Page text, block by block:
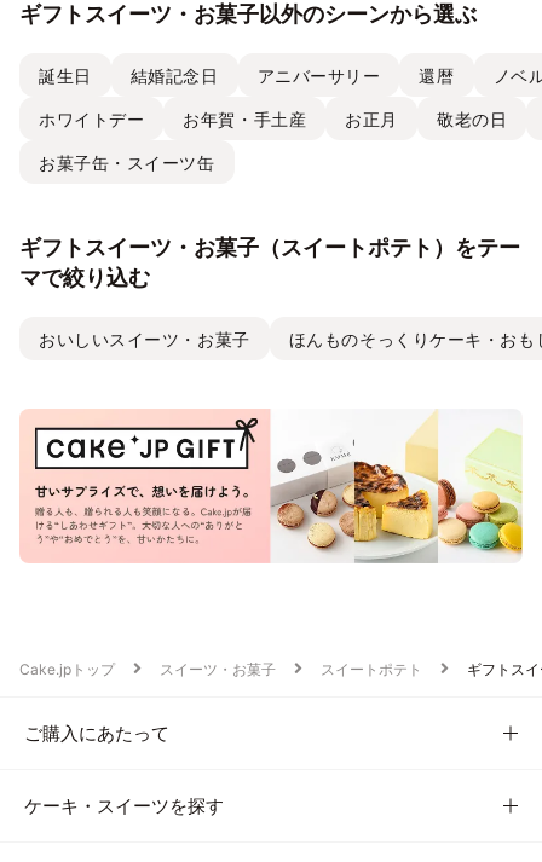
ギフトスイーツ・お菓子以外のシーンから選ぶ
誕生日 結婚記念日 アニバーサリー 還暦 ノベ
ホワイトデー お年賀・手土産 お正月 敬老の日
お菓子缶・スイーツ缶
ギフトスイーツ・お菓子（スイートポテト）をテー
マで絞り込む
おいしいスイーツ・お菓子 ほんものそっくりケーキ・おも
Cake.jpトップ スイーツ・お菓子 スイートポテト ギフトス
ご購入にあたって
ケーキ・スイーツを探す